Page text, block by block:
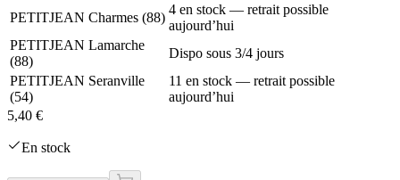
PETITJEAN Charmes (88)
4 en stock — retrait possible
aujourd’hui
PETITJEAN Lamarche
(88)
Dispo sous 3/4 jours
PETITJEAN Seranville
(54)
11 en stock — retrait possible
aujourd’hui
5,40 €
En stock